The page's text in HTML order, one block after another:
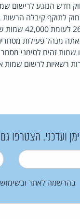
חוק חדש הנוגע
שבועיים
אתה מנהל פעילות
שמות זהים לסימני
רשאיות לרשום
ועדכני. הצטרפו
בהרשמה לאתר